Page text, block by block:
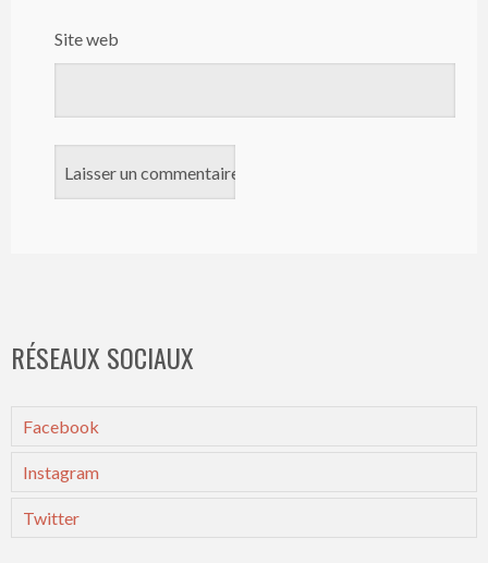
Site web
RÉSEAUX SOCIAUX
Facebook
Instagram
Twitter